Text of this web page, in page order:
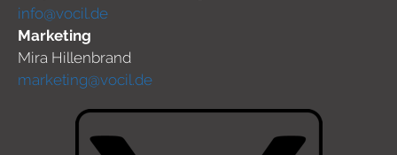
info@vocil.de
Marketing
Mira Hillenbrand
marketing@vocil.de